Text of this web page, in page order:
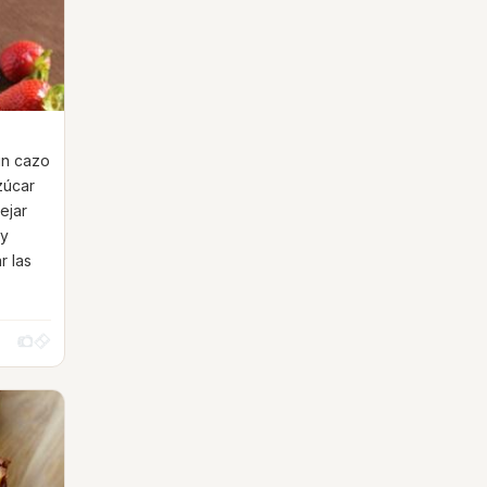
cazo
las